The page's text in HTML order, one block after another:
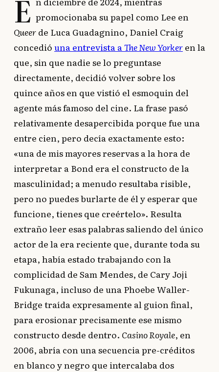
E promocionaba su papel como Lee en
Queerde Luca Guadagnino, Daniel Craig
concedióuna entrevista a The New Yorkeren la
que, sin que nadie se lo preguntase
directamente, decidió volver sobre los
quince años en que vistió el esmoquin del
agente más famoso del cine. La frase pasó
relativamente desapercibida porque fue una
entre cien, pero decía exactamente esto:
«una de mis mayores reservas a la hora de
interpretar a Bond era el constructo de la
masculinidad; a menudo resultaba risible,
pero no puedes burlarte de él y esperar que
funcione, tienes que creértelo». Resulta
extraño leer esas palabras saliendo del único
actor de la era reciente que, durante toda su
etapa, había estado trabajando con la
complicidad de Sam Mendes, de Cary Joji
Fukunaga, incluso de una Phoebe Waller-
Bridge traída expresamente al guion final,
para erosionar precisamente ese mismo
constructo desde dentro. Casino Royale, en
2006, abría con una secuencia pre-créditos
en blanco y negro que intercalaba dos